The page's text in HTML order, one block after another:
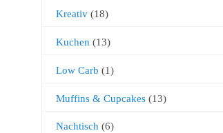
Kreativ(18)
Kuchen (13)
Low Carb (1)
Muffins & Cupcakes(13)
Nachtisch(6)